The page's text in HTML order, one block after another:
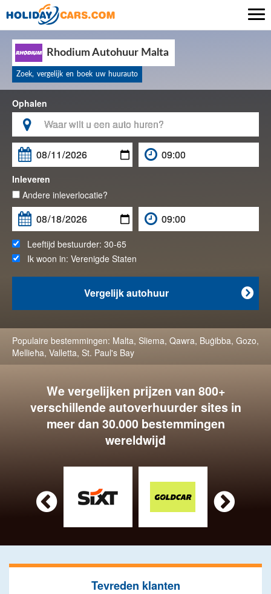
Rhodium Autohuur Malta
Zoek, vergelijk en boek uw huurauto
Ophalen


Inleveren
Andere inleverlocatie?
Leeftijd bestuurder: 30-65
Ik woon in: Verenigde Staten

Vergelijk autohuur
Populaire bestemmingen: Malta, Sliema, Qawra, Buġibba, Gozo,
Mellieħa, Valletta, St. Paul's Bay
We vergelijken prijzen van 800+
verschillende autoverhuurder sites in
meer dan 30.000 bestemmingen
wereldwijd
 
Tevreden klanten